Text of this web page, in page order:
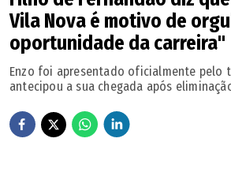
Vila Nova é motivo de
oportunidade da carreira"
Enzo foi apresentado oficialmente pelo
antecipou a sua chegada após